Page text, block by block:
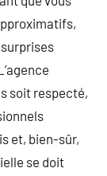
soit respecté,
et, bien-sûr,
se doit